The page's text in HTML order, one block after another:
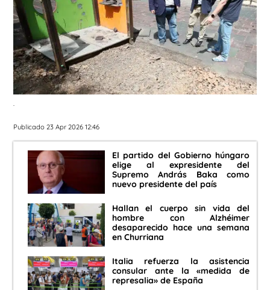
.
Publicado 23 Apr 2026 12:46
El partido del Gobierno húngaro
elige al expresidente del
Supremo András Baka como
nuevo presidente del país
Hallan el cuerpo sin vida del
hombre con Alzhéimer
desaparecido hace una semana
en Churriana
Italia refuerza la asistencia
consular ante la «medida de
represalia» de España